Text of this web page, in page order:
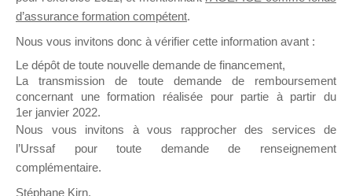
Propositions Mallette du Dirigeant.
Ce groupe propose un forum dédié au support
sur lequel il est possible de laisser un message
ou poser une question.
NB : Il est nécessaire d’être
pouvoir rejoindre ce groupe
d’assurance formation compétent.
Nous vous invitons donc à vérifier cette information avant :
Le dépôt de toute nouvelle demande de financement,
La transmission de toute demande de remboursement
concernant une formation réalisée pour partie à partir du
1er janvier 2022.
Nous vous invitons à vous rapprocher des services de
l’Urssaf pour toute demande de renseignement
complémentaire.
Stéphane Kirn,